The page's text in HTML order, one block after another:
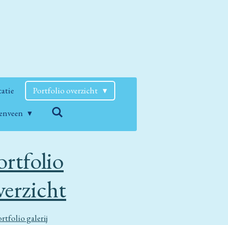
Portfolio overzicht
galerij